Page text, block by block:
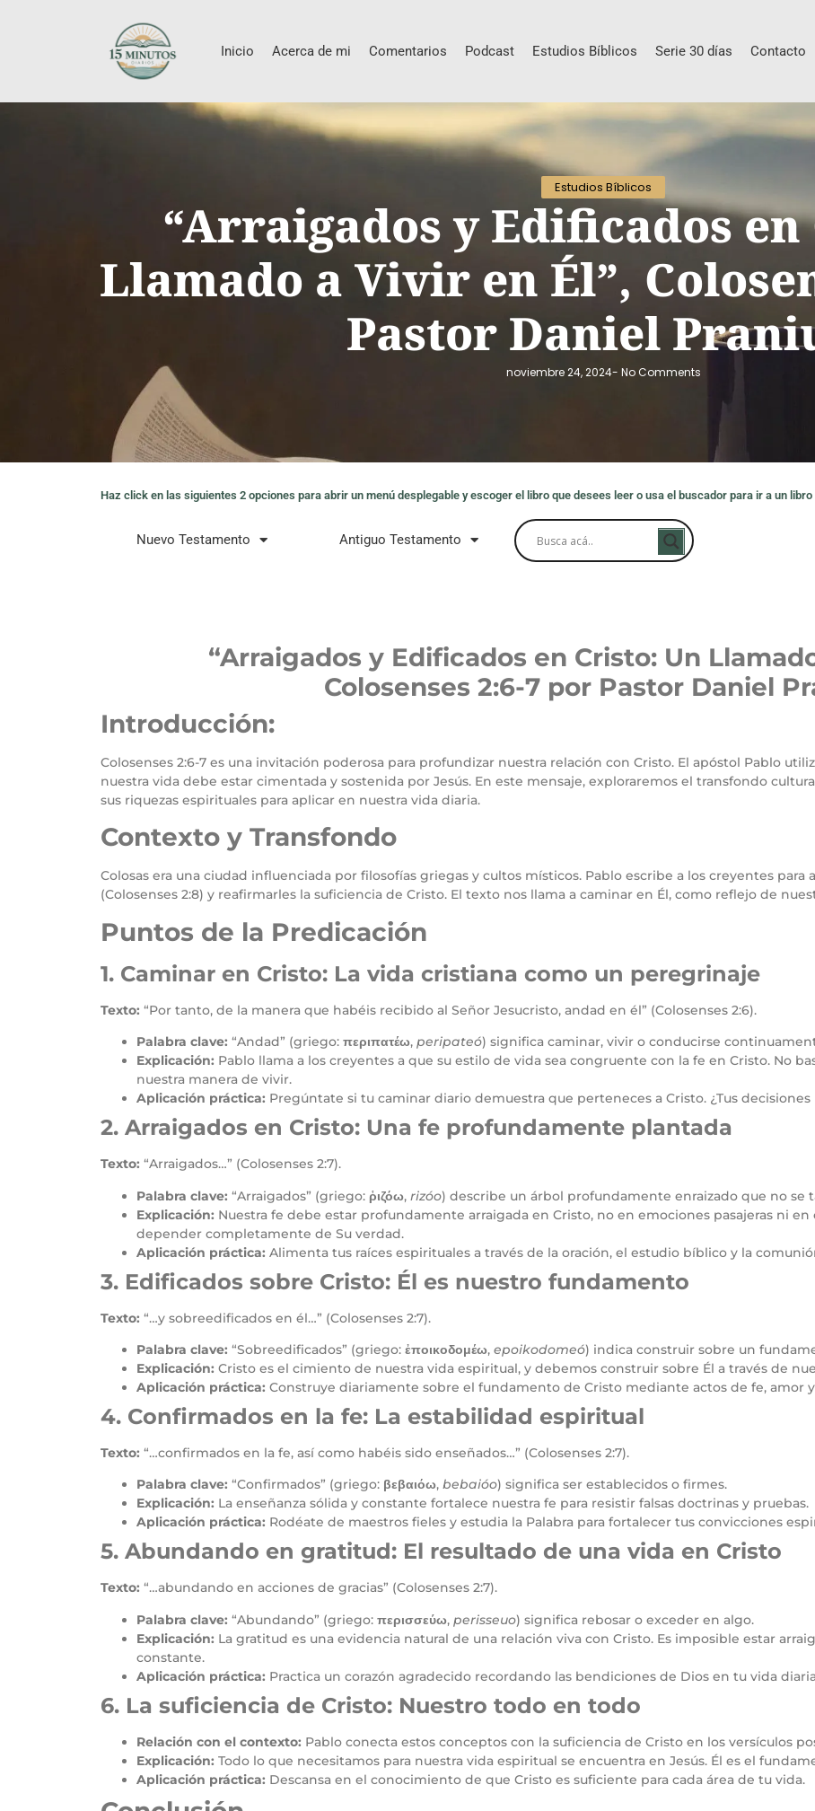
Inicio Acerca de mi Comentarios Podcast Estudios Bíblicos Serie 30 días Contacto
Estudios Bíblicos
“Arraigados y Edificados
Llamado a Vivir en Él”,
Pastor Daniel
noviembre 24, 2024- No Comments
Haz click en las siguientes 2 opciones para abrir un menú desplegable y escoger el libro que desees leer o usa el buscador para ir a un
Nuevo Testamento Antiguo Testamento
“Arraigados y Edificados en Cristo: Un
Colosenses 2:6-7 por Pastor Daniel
Introducción:
Colosenses 2:6-7 es una invitación poderosa para profundizar nuestra relación con Cristo. El apóstol Pablo
nuestra vida debe estar cimentada y sostenida por Jesús. En este mensaje, exploraremos el transfondo
sus riquezas espirituales para aplicar en nuestra vida diaria.
Contexto y Transfondo
Colosas era una ciudad influenciada por filosofías griegas y cultos místicos. Pablo escribe a los creyentes
(Colosenses 2:8) y reafirmarles la suficiencia de Cristo. El texto nos llama a caminar en Él, como reflejo de
Puntos de la Predicación
1. Caminar en Cristo: La vida cristiana como un peregrinaje
Texto: “Por tanto, de la manera que habéis recibido al Señor Jesucristo, andad en él” (Colosenses 2:6).
Palabra clave: “Andad” (griego: περιπατέω, peripateó) significa caminar, vivir o conducirse
Explicación: Pablo llama a los creyentes a que su estilo de vida sea congruente con la fe en Cristo. No
nuestra manera de vivir.
Aplicación práctica: Pregúntate si tu caminar diario demuestra que perteneces a Cristo. ¿Tus decisiones
2. Arraigados en Cristo: Una fe profundamente plantada
Texto: “Arraigados…” (Colosenses 2:7).
Palabra clave: “Arraigados” (griego: ῥιζόω, rizóo) describe un árbol profundamente enraizado que no se
Explicación: Nuestra fe debe estar profundamente arraigada en Cristo, no en emociones pasajeras ni
depender completamente de Su verdad.
Aplicación práctica: Alimenta tus raíces espirituales a través de la oración, el estudio bíblico y la
3. Edificados sobre Cristo: Él es nuestro fundamento
Texto: “…y sobreedificados en él…” (Colosenses 2:7).
Palabra clave: “Sobreedificados” (griego: ἐποικοδομέω, epoikodomeó) indica construir sobre un
Explicación: Cristo es el cimiento de nuestra vida espiritual, y debemos construir sobre Él a través de
Aplicación práctica: Construye diariamente sobre el fundamento de Cristo mediante actos de fe, amor
4. Confirmados en la fe: La estabilidad espiritual
Texto: “…confirmados en la fe, así como habéis sido enseñados…” (Colosenses 2:7).
Palabra clave: “Confirmados” (griego: βεβαιόω, bebaióo) significa ser establecidos o firmes.
Explicación: La enseñanza sólida y constante fortalece nuestra fe para resistir falsas doctrinas y pruebas.
Aplicación práctica: Rodéate de maestros fieles y estudia la Palabra para fortalecer tus convicciones
5. Abundando en gratitud: El resultado de una vida en Cristo
Texto: “…abundando en acciones de gracias” (Colosenses 2:7).
Palabra clave: “Abundando” (griego: περισσεύω, perisseuo) significa rebosar o exceder en algo.
Explicación: La gratitud es una evidencia natural de una relación viva con Cristo. Es imposible estar
constante.
Aplicación práctica: Practica un corazón agradecido recordando las bendiciones de Dios en tu vida
6. La suficiencia de Cristo: Nuestro todo en todo
Relación con el contexto: Pablo conecta estos conceptos con la suficiencia de Cristo en los versículos
Explicación: Todo lo que necesitamos para nuestra vida espiritual se encuentra en Jesús. Él es el
Aplicación práctica: Descansa en el conocimiento de que Cristo es suficiente para cada área de tu vida.